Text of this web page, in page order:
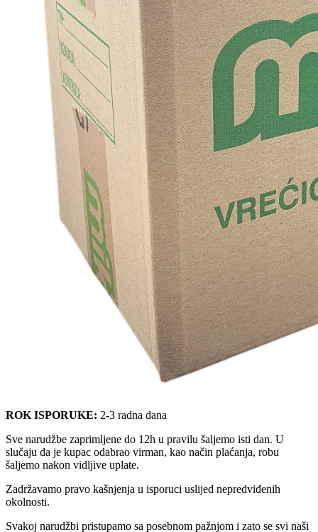
ROK ISPORUKE: 2-3 radna dana
Sve narudžbe zaprimljene do 12h u pravilu šaljemo isti dan. U
slučaju da je kupac odabrao virman, kao način plaćanja, robu
šaljemo nakon vidljive uplate.
Zadržavamo pravo kašnjenja u isporuci uslijed nepredviđenih
okolnosti.
Svakoj narudžbi pristupamo sa posebnom pažnjom i zato se svi naši